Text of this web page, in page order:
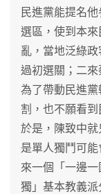
民進黨能提名
選區，使到本
亂，當地泛綠
過初選關；二
為了帶動民進
割，也不願看
於是，陳致中
是單人獨鬥可
來一個「一邊
獨」基本教義